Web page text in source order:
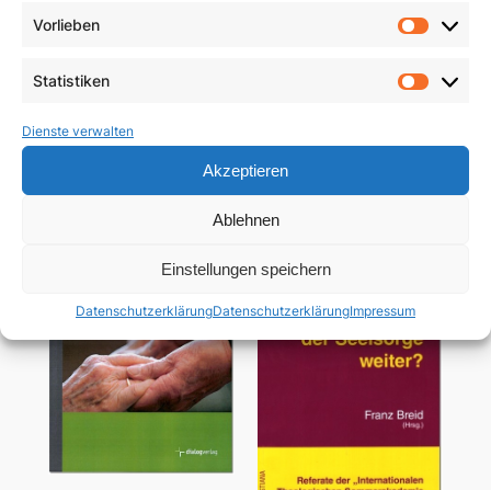
Vorlieben
Statistiken
Dienste verwalten
Akzeptieren
Ablehnen
Einstellungen speichern
DatenschutzerklärungDatenschutzerklärungImpressum
In den Warenkorb
Kleines ABC des